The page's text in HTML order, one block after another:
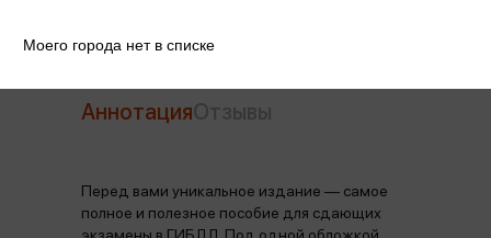
Аннотация
Перед вами уникальное издание — самое
полное и полезное пособие для сдающих
Моего города нет в списке